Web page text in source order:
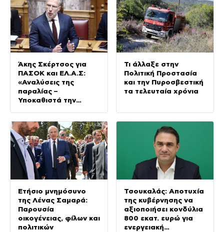
Άκης Σκέρτσος για
ΠΑΣΟΚ και ΕΛ.Α.Σ:
«Αναλύσεις της
παραλίας –
Υποκαθιστά την
προπαγάνδα»
Τι άλλαξε στην
Πολιτική Προστασία
και την Πυροσβεστική
τα τελευταία χρόνια
Ετήσιο μνημόσυνο
της Λένας Σαμαρά:
Παρουσία
οικογένειας, φίλων και
πολιτικών
Τσουκαλάς: Αποτυχία
της κυβέρνησης να
αξιοποιήσει κονδύλια
800 εκατ. ευρώ για
ενεργειακή